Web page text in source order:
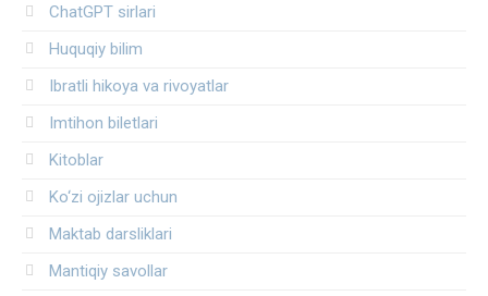
ChatGPT sirlari
Huquqiy bilim
Ibratli hikoya va rivoyatlar
Imtihon biletlari
Kitoblar
Ko‘zi ojizlar uchun
Maktab darsliklari
Mantiqiy savollar